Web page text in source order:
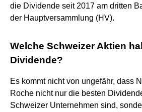
die Dividende seit 2017 am dritten
der Hauptversammlung (HV).
Welche Schweizer Aktien
Dividende?
Es kommt nicht von ungefähr, dass
Roche nicht nur die besten
Schweizer Unternehmen sind,